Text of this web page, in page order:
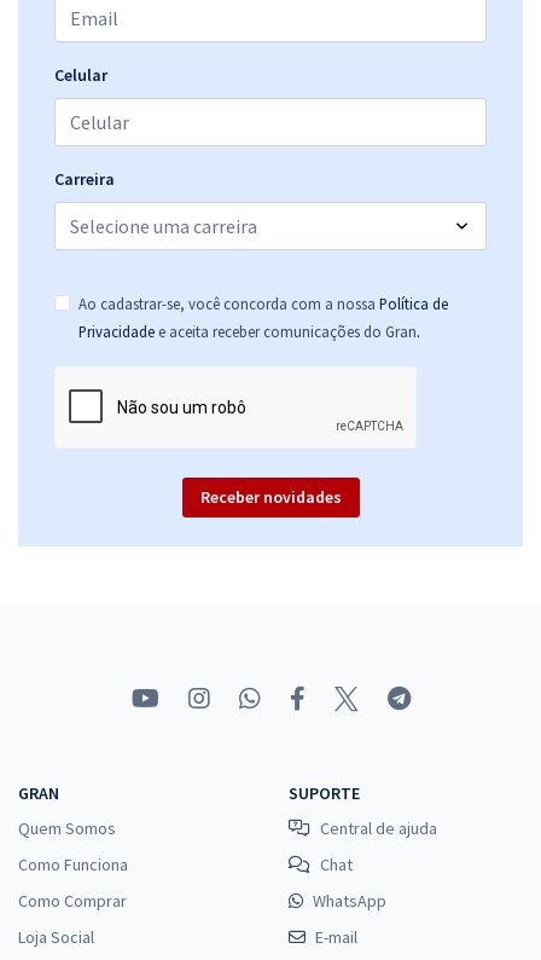
Economize R$ 51,98 (-20%)
CRT 01 - Conselho Regional dos Técnicos Industriais da 1ª Região -
Conhecimentos Básicos e Complementares para Todos os Cargos
ou 12x de
R$
Economize R$ 59,96 (-20%)
Comprar
Celular
Carreira
Ao cadastrar-se, você concorda com a nossa Política de
Privacidade e aceita receber comunicações do Gran.
Receber novidades
GRAN
Quem Somos
Como Funciona
Como Comprar
Loja Social
SUPORTE
Central de ajuda
Chat
WhatsApp
E-mail